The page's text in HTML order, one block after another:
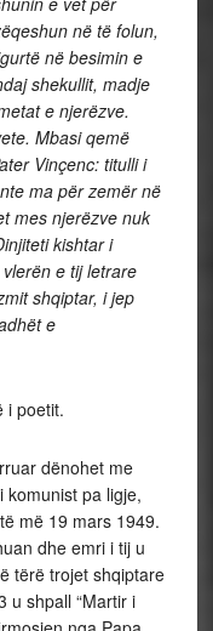
në të folun,
në besimin e
shekullit, madje
e njerëzve.
Mbasi qemë
Vinçenc: titulli i
ma për zemër në
mes njerëzve nuk
kishtar i
e tij letrare
shqiptar, i jep
e
i poetit.
dënohet me
komunist pa ligje,
më 19 mars 1949.
dhe emri i tij u
tërë trojet shqiptare
u shpall “Martir i